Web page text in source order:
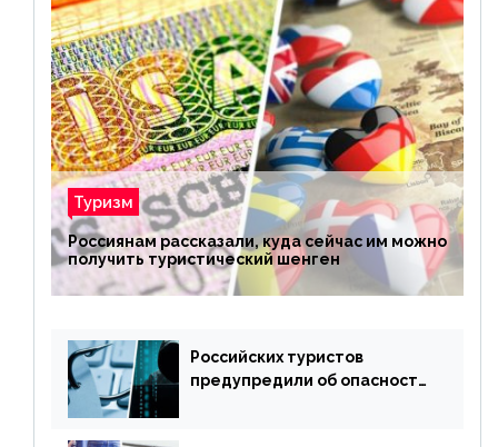
Туризм
Россиянам рассказали, куда сейчас им можно
получить туристический шенген
Российских туристов
предупредили об опасности